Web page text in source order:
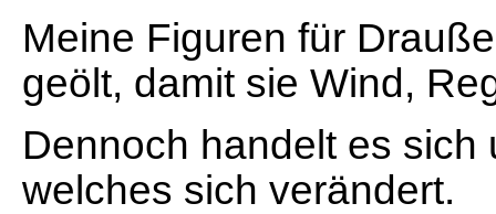
Meine Figuren für
geölt, damit sie Wind,
Dennoch handelt es
welches sich verändert.